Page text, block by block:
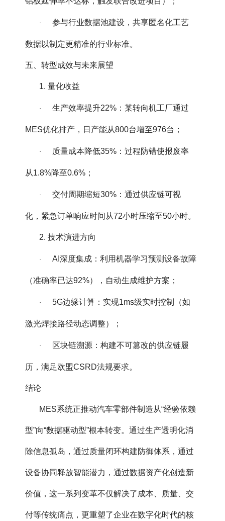
· 参与行业数据池建设，共享匿名化工艺
数据以制定更精准的行业标准。
五、转型成效与未来展望
1. 量化收益
· 生产效率提升22%：某转向机工厂通过
MES优化排产，日产能从800台增至976台；
· 质量成本降低35%：过程防错使报废率
从1.8%降至0.6%；
· 交付周期缩短30%：通过供应链可视
化，紧急订单响应时间从72小时压缩至50小时。
2. 技术演进方向
· AI深度集成：利用机器学习预测设备故障
（准确率已达92%），自动生成维护方案；
· 5G边缘计算：实现1ms级实时控制（如
激光焊接路径动态调整）；
· 区块链溯源：构建不可篡改的供应链履
历，满足欧盟CSRD法规要求。
结论
MES系统正推动汽车零部件制造从“经验依赖
型”向“数据驱动型”根本转变。通过生产透明化消
除信息孤岛，通过质量闭环构建防御体系，通过
设备协同释放智能潜力，通过数据资产化创造新
价值，这一系列变革不仅解决了成本、质量、交
付等传统痛点，更重塑了企业在数字化时代的核